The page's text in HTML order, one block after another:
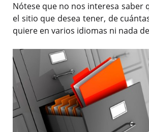
Nótese que no nos interesa saber
el sitio que desea tener, de
quiere en varios idiomas ni nada